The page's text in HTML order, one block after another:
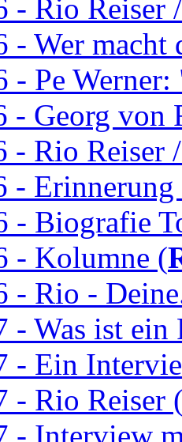
- Rio Reiser
- Wer macht
- Pe
- Georg von
- Rio Reiser
-
- Biografie
- Kolumne (
- Rio -
- Was ist ein
- Ein
- Rio Reiser
- Interview